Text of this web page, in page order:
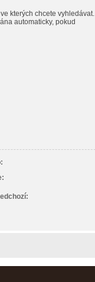
kterých chcete vyhledávat.
automaticky, pokud